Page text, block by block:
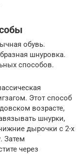
обувь.
шнуровка.
способов.
Этот способ
возрасте,
шнурки,
дырочки с 2-х
Затем
через